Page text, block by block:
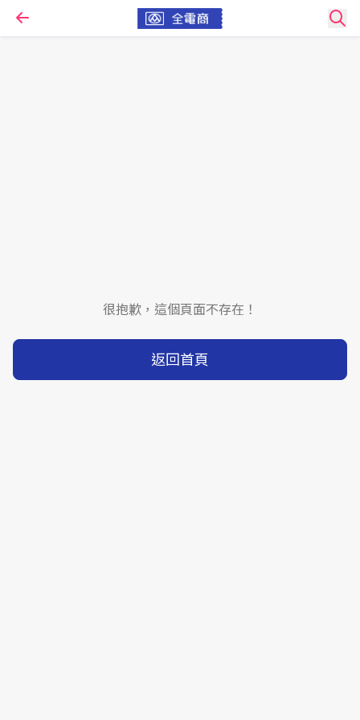
很抱歉，這個頁面不存在！
返回首頁